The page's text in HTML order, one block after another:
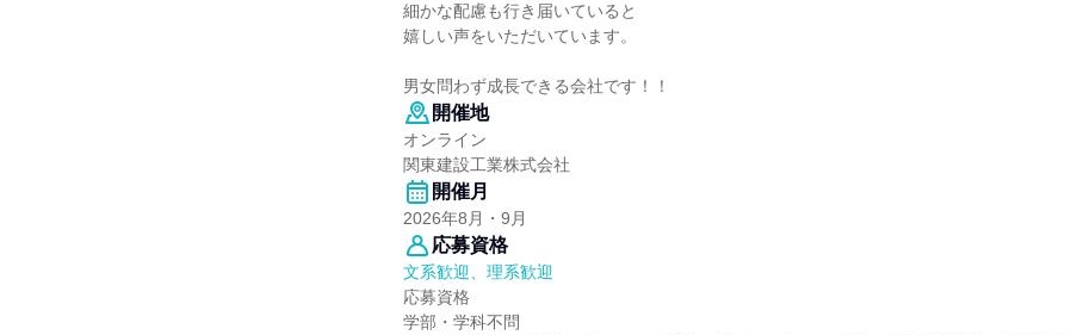
細かな配慮も行き届いていると
嬉しい声をいただいています。
男女問わず成長できる会社です！！
開催地
オンライン
関東建設工業株式会社
開催月
2026年8月・9月
応募資格
文系歓迎、理系歓迎
応募資格
学部・学科不問